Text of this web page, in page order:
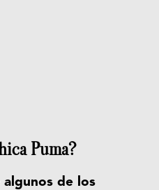
Puma?
algunos de los